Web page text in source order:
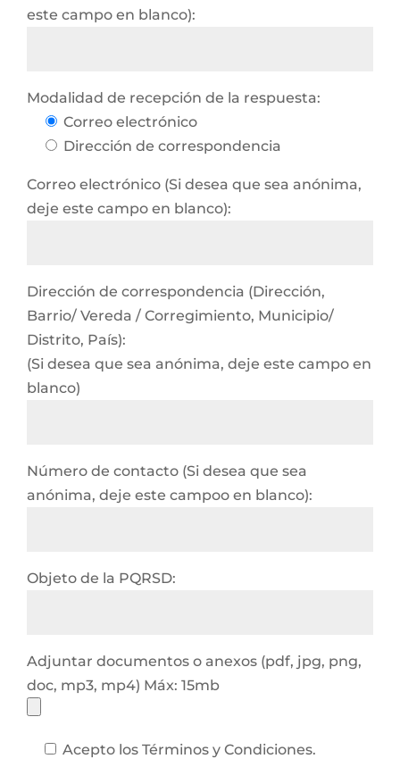
este campo en blanco):
Modalidad de recepción de la respuesta:
Correo electrónico
Dirección de correspondencia
Correo electrónico (Si desea que sea anónima,
deje este campo en blanco):
Dirección de correspondencia (Dirección,
Barrio/ Vereda / Corregimiento, Municipio/
Distrito, País):
(Si desea que sea anónima, deje este campo en
blanco)
Número de contacto (Si desea que sea
anónima, deje este campoo en blanco):
Objeto de la PQRSD:
Adjuntar documentos o anexos (pdf, jpg, png,
doc, mp3, mp4) Máx: 15mb
Acepto los Términos y Condiciones.